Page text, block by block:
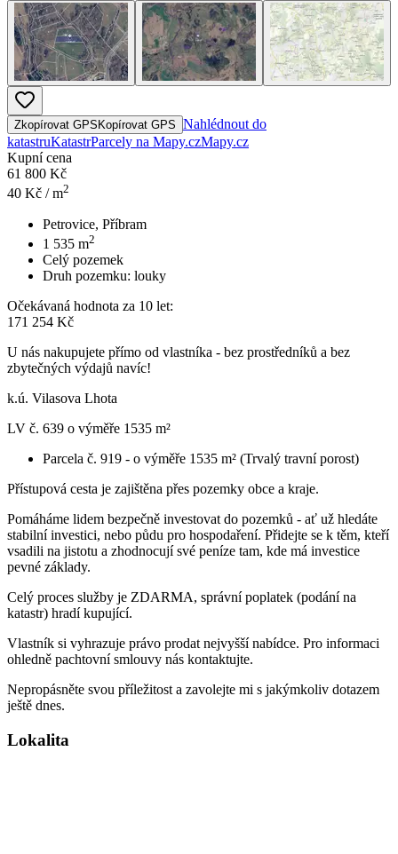
Zkopírovat GPS Kopírovat GPS Nahlédnout do
katastruKatastrParcely na Mapy.czMapy.cz
Kupní cena
61 800 Kč
40 Kč / m2
Petrovice, Příbram
1 535 m2
Celý pozemek
Druh pozemku: louky
Očekávaná hodnota za 10 let:
171 254 Kč
U nás nakupujete přímo od vlastníka - bez prostředníků a bez
zbytečných výdajů navíc!
k.ú. Vilasova Lhota
LV č. 639 o výměře 1535 m²
Parcela č. 919 - o výměře 1535 m² (Trvalý travní porost)
Přístupová cesta je zajištěna přes pozemky obce a kraje.
Pomáháme lidem bezpečně investovat do pozemků - ať už hledáte
stabilní investici, nebo půdu pro hospodaření. Přidejte se k těm, kteří
vsadili na jistotu a zhodnocují své peníze tam, kde má investice
pevné základy.
Celý proces služby je ZDARMA, správní poplatek (podání na
katastr) hradí kupující.
Vlastník si vyhrazuje právo prodat nejvyšší nabídce. Pro informaci
ohledně pachtovní smlouvy nás kontaktujte.
Nepropásněte svou příležitost a zavolejte mi s jakýmkoliv dotazem
ještě dnes.
Lokalita